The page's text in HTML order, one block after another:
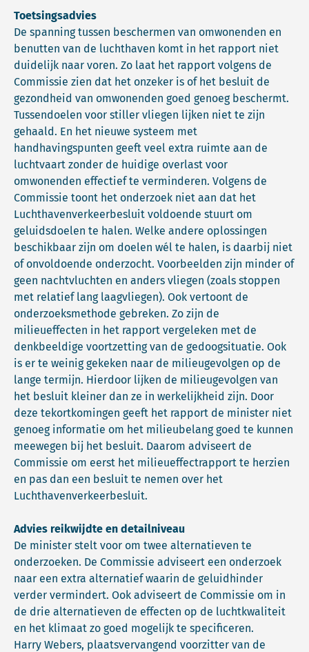
Toetsingsadvies
De spanning tussen beschermen van omwonenden en
benutten van de luchthaven komt in het rapport niet
duidelijk naar voren. Zo laat het rapport volgens de
Commissie zien dat het onzeker is of het besluit de
gezondheid van omwonenden goed genoeg beschermt.
Tussendoelen voor stiller vliegen lijken niet te zijn
gehaald. En het nieuwe systeem met
handhavingspunten geeft veel extra ruimte aan de
luchtvaart zonder de huidige overlast voor
omwonenden effectief te verminderen. Volgens de
Commissie toont het onderzoek niet aan dat het
Luchthavenverkeerbesluit voldoende stuurt om
geluidsdoelen te halen. Welke andere oplossingen
beschikbaar zijn om doelen wél te halen, is daarbij niet
of onvoldoende onderzocht. Voorbeelden zijn minder of
geen nachtvluchten en anders vliegen (zoals stoppen
met relatief lang laagvliegen). Ook vertoont de
onderzoeksmethode gebreken. Zo zijn de
milieueffecten in het rapport vergeleken met de
denkbeeldige voortzetting van de gedoogsituatie. Ook
is er te weinig gekeken naar de milieugevolgen op de
lange termijn. Hierdoor lijken de milieugevolgen van
het besluit kleiner dan ze in werkelijkheid zijn. Door
deze tekortkomingen geeft het rapport de minister niet
genoeg informatie om het milieubelang goed te kunnen
meewegen bij het besluit. Daarom adviseert de
Commissie om eerst het milieueffectrapport te herzien
en pas dan een besluit te nemen over het
Luchthavenverkeerbesluit.
Advies reikwijdte en detailniveau
De minister stelt voor om twee alternatieven te
onderzoeken. De Commissie adviseert een onderzoek
naar een extra alternatief waarin de geluidhinder
verder vermindert. Ook adviseert de Commissie om in
de drie alternatieven de effecten op de luchtkwaliteit
en het klimaat zo goed mogelijk te specificeren.
Harry Webers, plaatsvervangend voorzitter van de